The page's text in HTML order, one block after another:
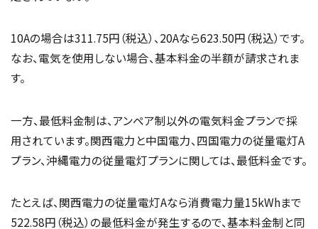
10Aの場合は311.75円（税込）、20Aなら623.50円（税込）です。
なお、電気を使用しない場合、基本料金の半額が請求されま
す。
一方、最低料金制は、アンペア制以外の電気料金プランで採
用されています。関西電力と中国電力、四国電力の従量電灯A
プラン、沖縄電力の従量電灯プランに関しては、最低料金です。
たとえば、関西電力の従量電灯Aなら消費電力量15kWhまで
522.58円（税込）の最低料金が発生するので、基本料金制と同